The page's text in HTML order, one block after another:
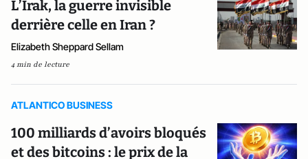
L’Irak, la guerre invisible
derrière celle en Iran ?
Elizabeth Sheppard Sellam
4 min de lecture
ATLANTICO BUSINESS
100 milliards d’avoirs bloqués
et des bitcoins : le prix de la